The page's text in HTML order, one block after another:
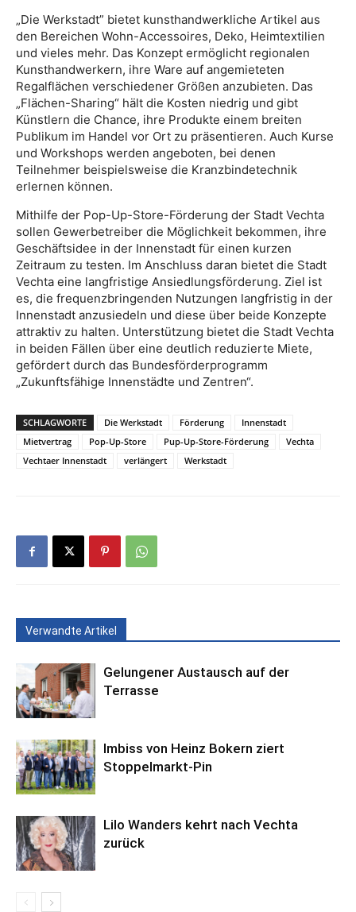
„Die Werkstadt” bietet kunsthandwerkliche Artikel aus
den Bereichen Wohn-Accessoires, Deko, Heimtextilien
und vieles mehr. Das Konzept ermöglicht regionalen
Kunsthandwerkern, ihre Ware auf angemieteten
Regalflächen verschiedener Größen anzubieten. Das
„Flächen-Sharing“ hält die Kosten niedrig und gibt
Künstlern die Chance, ihre Produkte einem breiten
Publikum im Handel vor Ort zu präsentieren. Auch Kurse
und Workshops werden angeboten, bei denen
Teilnehmer beispielsweise die Kranzbindetechnik
erlernen können.
Mithilfe der Pop-Up-Store-Förderung der Stadt Vechta
sollen Gewerbetreiber die Möglichkeit bekommen, ihre
Geschäftsidee in der Innenstadt für einen kurzen
Zeitraum zu testen. Im Anschluss daran bietet die Stadt
Vechta eine langfristige Ansiedlungsförderung. Ziel ist
es, die frequenzbringenden Nutzungen langfristig in der
Innenstadt anzusiedeln und diese über beide Konzepte
attraktiv zu halten. Unterstützung bietet die Stadt Vechta
in beiden Fällen über eine deutlich reduzierte Miete,
gefördert durch das Bundesförderprogramm
„Zukunftsfähige Innenstädte und Zentren“.
SCHLAGWORTE Die Werkstadt Förderung
Innenstadt
Mietvertrag
Pop-Up-Store Pup-Up-Store-Förderung
Vechta
Vechtaer Innenstadt
verlängert Werkstadt
Verwandte Artikel
Gelungener Austausch auf der
Terrasse
Imbiss von Heinz Bokern ziert
Stoppelmarkt-Pin
Lilo Wanders kehrt nach Vechta
zurück